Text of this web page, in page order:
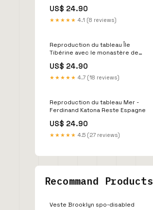
US$ 24.90
★★★★★ 4.1 (8 reviews)
Reproduction du tableau Île
Tibérine avec le monastère de
Delobel Dresde
US$ 24.90
★★★★★ 4.7 (18 reviews)
Reproduction du tableau Mer -
Ferdinand Katona Reste Espagne
US$ 24.90
★★★★★ 4.5 (27 reviews)
Recommand Products
Veste Brooklyn spo-disabled